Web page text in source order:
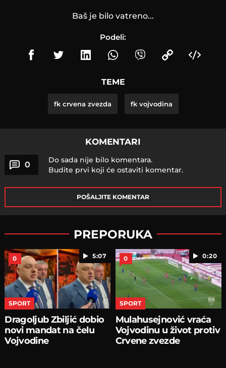
Baš je bilo vatreno...
Podeli:
TEME
fk crvena zvezda fk vojvodina
KOMENTARI
0
Do sada nije bilo komentara.
Budite prvi koji će ostaviti komentar.
POŠALJITE KOMENTAR
PREPORUKA
5:07
0
SPORT
Dragoljub Zbiljić dobio
novi mandat na čelu
Vojvodine
0:20
0
SPORT
Mulahusejnović vraća
Vojvodinu u život protiv
Crvene zvezde